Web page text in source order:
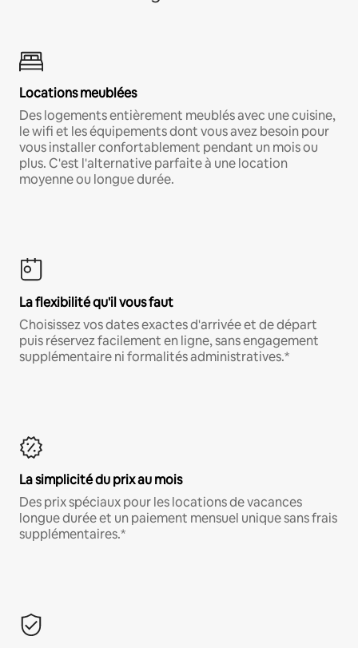
Locations meublées
Des logements entièrement meublés avec une cuisine,
le wifi et les équipements dont vous avez besoin pour
vous installer confortablement pendant un mois ou
plus. C'est l'alternative parfaite à une location
moyenne ou longue durée.
La flexibilité qu'il vous faut
Choisissez vos dates exactes d'arrivée et de départ
puis réservez facilement en ligne, sans engagement
supplémentaire ni formalités administratives.*
La simplicité du prix au mois
Des prix spéciaux pour les locations de vacances
longue durée et un paiement mensuel unique sans frais
supplémentaires.*